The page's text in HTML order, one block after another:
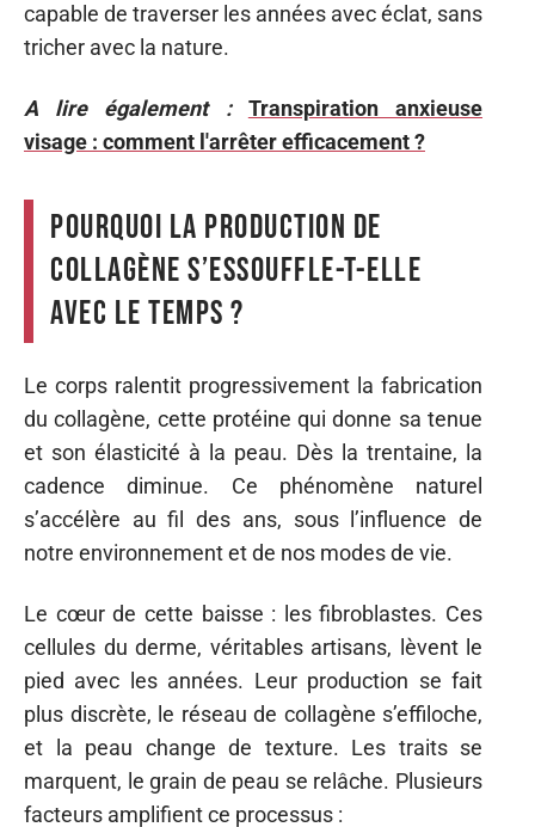
capable de traverser les années avec éclat, sans
tricher avec la nature.
A lire également :
Transpiration anxieuse
visage : comment l'arrêter efficacement ?
Pourquoi la production de
collagène s’essouffle-t-elle
avec le temps ?
Le corps ralentit progressivement la fabrication
du collagène, cette protéine qui donne sa tenue
et son élasticité à la peau. Dès la trentaine, la
cadence diminue. Ce phénomène naturel
s’accélère au fil des ans, sous l’influence de
notre environnement et de nos modes de vie.
Le cœur de cette baisse : les fibroblastes. Ces
cellules du derme, véritables artisans, lèvent le
pied avec les années. Leur production se fait
plus discrète, le réseau de collagène s’effiloche,
et la peau change de texture. Les traits se
marquent, le grain de peau se relâche. Plusieurs
facteurs amplifient ce processus :